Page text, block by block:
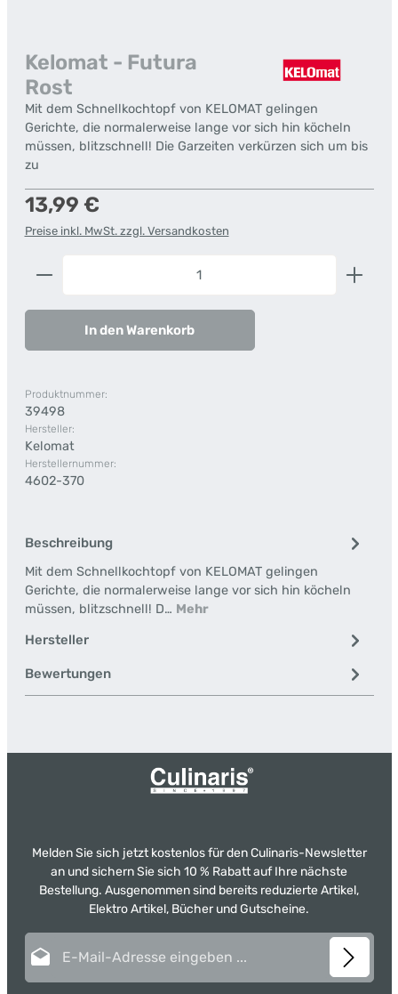
Kelomat - Futura
Rost
Mit dem Schnellkochtopf von KELOMAT gelingen
Gerichte, die normalerweise lange vor sich hin köcheln
müssen, blitzschnell! Die Garzeiten verkürzen sich um bis
zu
Regulärer Preis:
13,99 €
Preise inkl. MwSt. zzgl. Versandkosten
Produkt Anzahl: Gib den gewünschten Wert ein
In den Warenkorb
Produktnummer:
39498
Hersteller:
Kelomat
Herstellernummer:
4602-370
Beschreibung
Mit dem Schnellkochtopf von KELOMAT gelingen
Gerichte, die normalerweise lange vor sich hin köcheln
müssen, blitzschnell! D… Mehr
Hersteller
Bewertungen
Melden Sie sich jetzt kostenlos für den Culinaris-Newsletter
an und sichern Sie sich 10 % Rabatt auf Ihre nächste
Bestellung. Ausgenommen sind bereits reduzierte Artikel,
Elektro Artikel, Bücher und Gutscheine.